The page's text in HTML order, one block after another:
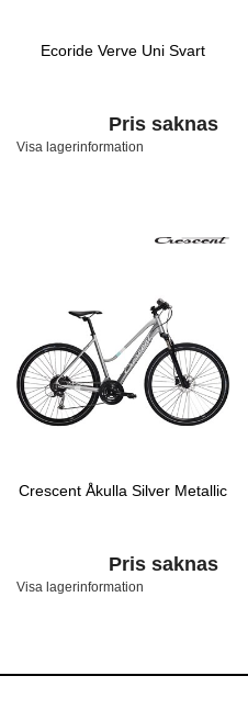
Ecoride Verve Uni Svart
Pris saknas
Visa lagerinformation
Crescent Åkulla Silver Metallic
Pris saknas
Visa lagerinformation